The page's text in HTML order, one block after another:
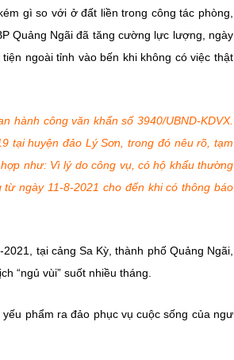
gì so với ở đất liền trong công tác phòng,
Quảng Ngãi đã tăng cường lực lượng, ngày
ngoài tỉnh vào bến khi không có việc thật
hành công văn khẩn số 3940/UBND-KDVX.
tại huyện đảo Lý Sơn, trong đó nêu rõ, tạm
như: Vì lý do công vụ, có hộ khẩu thường
ngày 11-8-2021 cho đến khi có thông báo
tại cảng Sa Kỳ, thành phố Quảng Ngãi,
“ngủ vùi” suốt nhiều tháng.
phẩm ra đảo phục vụ cuộc sống của ngư